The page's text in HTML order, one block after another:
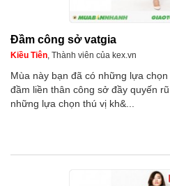
Đầm công sở vatgia
Kiều Tiên, Thành viên của kex.vn
Mùa này bạn đã có những lựa
đầm liền thân công sở đầy quyến
những lựa chọn thú vị kh&...